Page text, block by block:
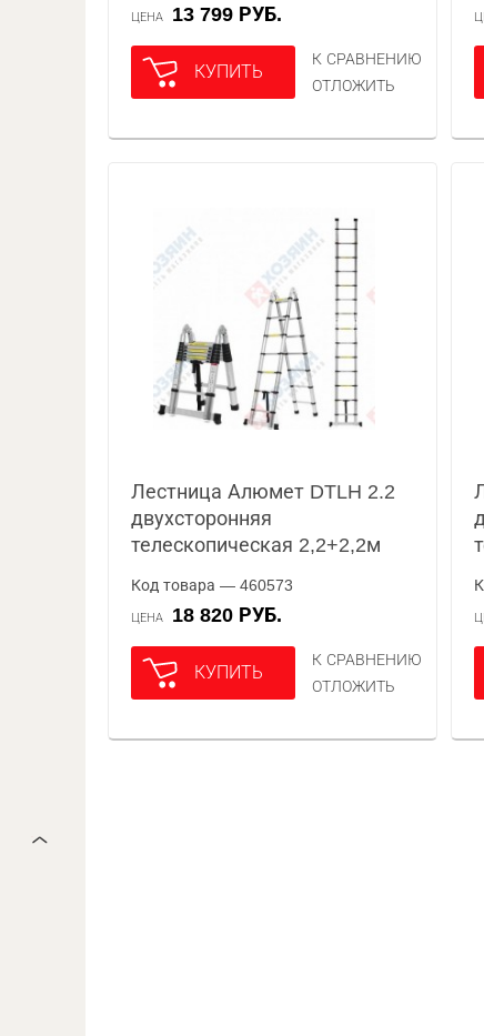
ЦЕНА 13 799 РУБ.
КУПИТЬ
К СРАВНЕНИЮ
ОТЛОЖИТЬ
Лестница Алюмет DTLH 2.2
двухсторонняя
телескопическая 2,2+2,2м
Код товара — 460573
ЦЕНА 18 820 РУБ.
КУПИТЬ
К СРАВНЕНИЮ
ОТЛОЖИТЬ